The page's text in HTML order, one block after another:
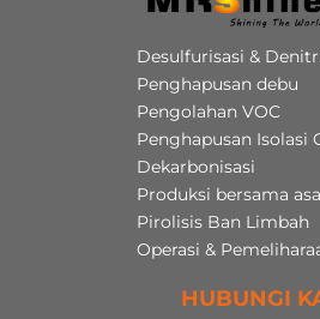
Desulfurisasi &
Penghapusan debu
Pengolahan VOC
Penghapusan Isolasi
Dekarbonisasi
Produksi bersama
Pirolisis Ban Limbah
Operasi &
HUBUNGI